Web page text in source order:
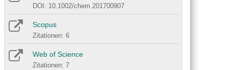
DOI: 10.1002/chem.201700907
Scopus
Zitationen: 6
Web of Science
Zitationen: 7